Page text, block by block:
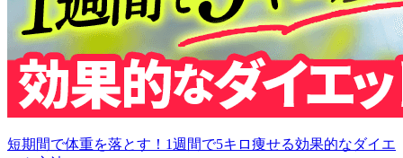
短期間で体重を落とす！1週間で5キロ痩せる効果的なダイエ